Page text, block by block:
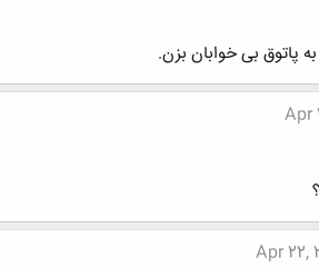
پاتوق بی خوابان بزن.
Apr
Apr 22,